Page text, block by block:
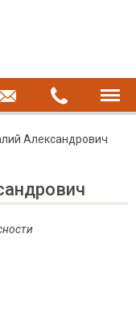
Александрович